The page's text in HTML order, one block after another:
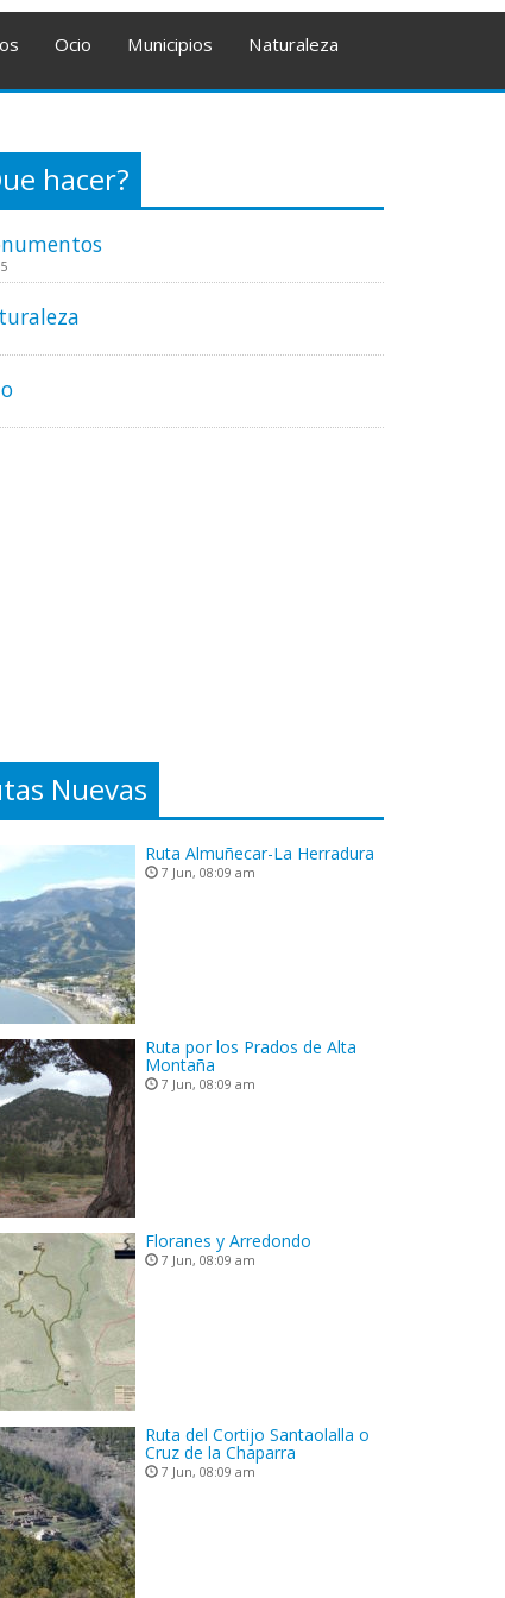
Ocio Municipios Naturaleza
hacer?
Nuevas
Ruta Almuñecar-La Herradura
7 Jun, 08:09 am
Ruta por los Prados de Alta
Montaña
7 Jun, 08:09 am
Floranes y Arredondo
7 Jun, 08:09 am
Ruta del Cortijo Santaolalla o
Cruz de la Chaparra
7 Jun, 08:09 am